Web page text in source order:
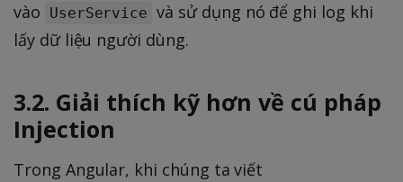
vào UserService và sử dụng nó để ghi log khi
lấy dữ liệu người dùng.
3.2. Giải thích kỹ hơn về cú pháp
Injection
Trong Angular, khi chúng ta viết